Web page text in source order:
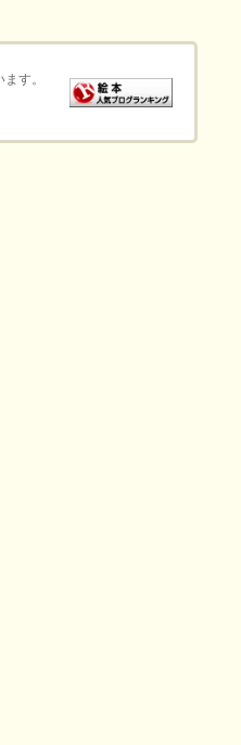
す。